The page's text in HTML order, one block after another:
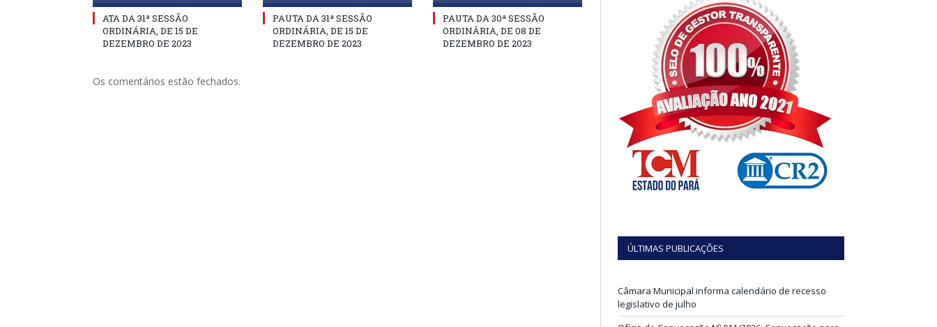
ATA DA 31ª SESSÃO
ORDINÁRIA, DE 15 DE
DEZEMBRO DE 2023
PAUTA DA 31ª SESSÃO
ORDINÁRIA, DE 15 DE
DEZEMBRO DE 2023
PAUTA DA 30ª SESSÃO
ORDINÁRIA, DE 08 DE
DEZEMBRO DE 2023
Os comentários estão fechados.
ÚLTIMAS PUBLICAÇÕES
Câmara Municipal informa calendário de recesso
legislativo de julho